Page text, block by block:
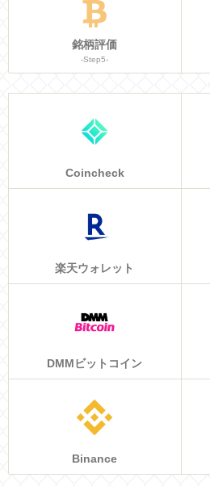
銘柄評価
-Step5-
Coincheck
楽天ウォレット
DMMビットコイン
Binance